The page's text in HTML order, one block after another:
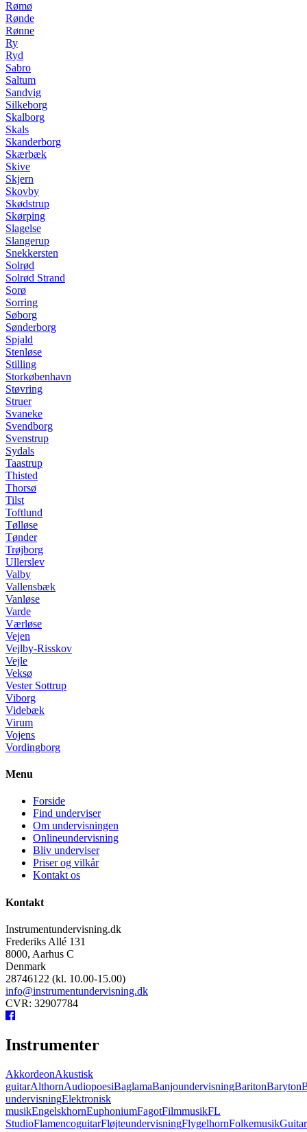
Rømø
Rønde
Rønne
Ry
Ryd
Sabro
Saltum
Sandvig
Silkeborg
Skalborg
Skals
Skanderborg
Skærbæk
Skive
Skjern
Skovby
Skødstrup
Skørping
Slagelse
Slangerup
Snekkersten
Solrød
Solrød Strand
Sorø
Sorring
Søborg
Sønderborg
Spjald
Stenløse
Stilling
Storkøbenhavn
Støvring
Struer
Svaneke
Svendborg
Svenstrup
Sydals
Taastrup
Thisted
Thorsø
Tilst
Toftlund
Tølløse
Tønder
Trøjborg
Ullerslev
Valby
Vallensbæk
Vanløse
Varde
Værløse
Vejen
Vejlby-Risskov
Vejle
Veksø
Vester Sottrup
Viborg
Videbæk
Virum
Vojens
Vordingborg
Menu
Forside
Find underviser
Om undervisningen
Onlineundervisning
Bliv underviser
Priser og vilkår
Kontakt os
Kontakt
Instrumentundervisning.dk
Frederiks Allé 131
8000, Aarhus C
Denmark
28746122 (kl. 10.00-15.00)
info@instrumentundervisning.dk
CVR: 32907784
Instrumenter
AkkordeonAkustisk
guitarAlthornAudiopoesiBaglamaBanjoundervisningBaritonBaryton
undervisningElektronisk
musikEngelskhornEuphoniumFagotFilmmusikFL
StudioFlamencoguitarFløjteundervisningFlygelhornFolkemusik